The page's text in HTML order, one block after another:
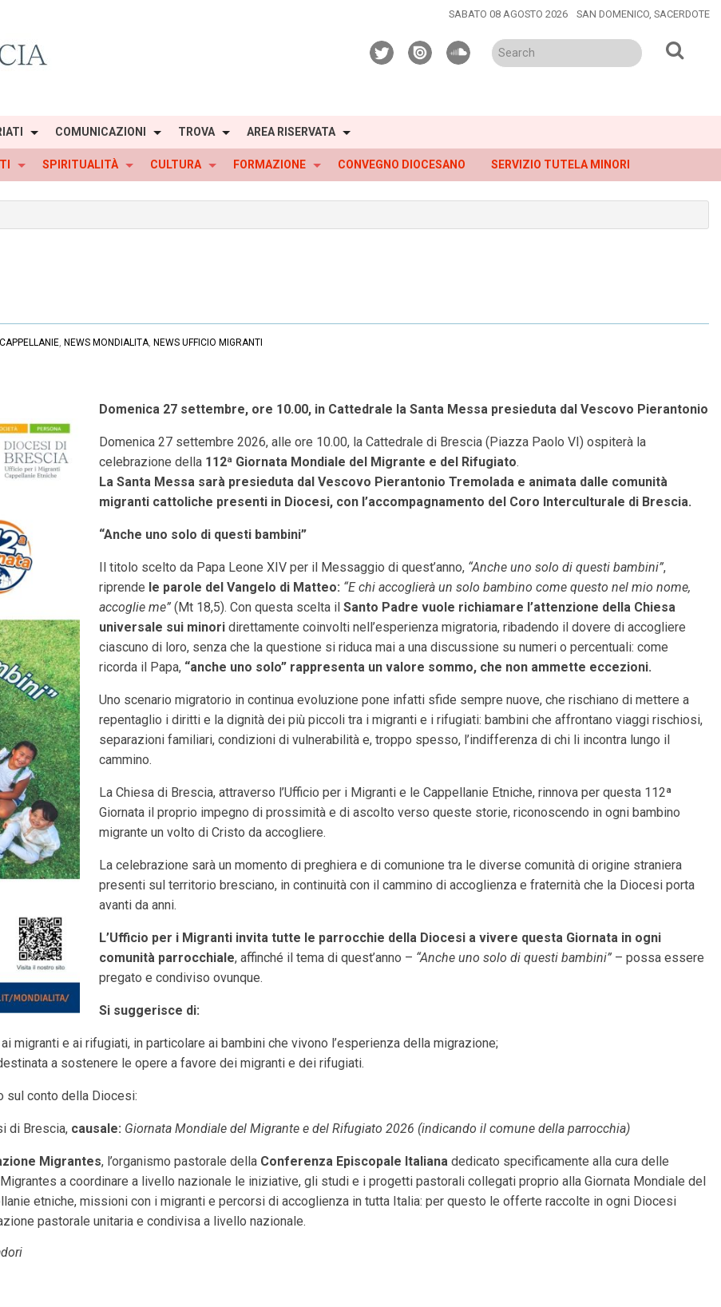
SABATO 08 AGOSTO 2026 SAN DOMENICO, SACERDOTE
twitterissuusoundcloud
COMUNICAZIONI TROVA AREA RISERVATA
SPIRITUALITÀ CULTURA FORMAZIONE CONVEGNO DIOCESANO SERVIZIO TUTELA MINORI
, NEWS MONDIALITA, NEWS UFFICIO MIGRANTI
Domenica 27 settembre, ore 10.00, in Cattedrale la Santa Messa presieduta dal Vescovo Pierantonio
Domenica 27 settembre 2026, alle ore 10.00, la Cattedrale di Brescia (Piazza Paolo VI) ospiterà la
celebrazione della 112ª Giornata Mondiale del Migrante e del Rifugiato.
La Santa Messa sarà presieduta dal Vescovo Pierantonio Tremolada e animata dalle comunità
migranti cattoliche presenti in Diocesi, con l’accompagnamento del Coro Interculturale di Brescia.
“Anche uno solo di questi bambini”
Il titolo scelto da Papa Leone XIV per il Messaggio di quest’anno, “Anche uno solo di questi bambini”,
riprende le parole del Vangelo di Matteo: “E chi accoglierà un solo bambino come questo nel mio nome,
accoglie me” (Mt 18,5). Con questa scelta il Santo Padre vuole richiamare l’attenzione della Chiesa
universale sui minori direttamente coinvolti nell’esperienza migratoria, ribadendo il dovere di accogliere
ciascuno di loro, senza che la questione si riduca mai a una discussione su numeri o percentuali: come
ricorda il Papa, “anche uno solo” rappresenta un valore sommo, che non ammette eccezioni.
Uno scenario migratorio in continua evoluzione pone infatti sfide sempre nuove, che rischiano di mettere a
repentaglio i diritti e la dignità dei più piccoli tra i migranti e i rifugiati: bambini che affrontano viaggi rischiosi,
separazioni familiari, condizioni di vulnerabilità e, troppo spesso, l’indifferenza di chi li incontra lungo il
cammino.
La Chiesa di Brescia, attraverso l’Ufficio per i Migranti e le Cappellanie Etniche, rinnova per questa 112ª
Giornata il proprio impegno di prossimità e di ascolto verso queste storie, riconoscendo in ogni bambino
migrante un volto di Cristo da accogliere.
La celebrazione sarà un momento di preghiera e di comunione tra le diverse comunità di origine straniera
presenti sul territorio bresciano, in continuità con il cammino di accoglienza e fraternità che la Diocesi porta
avanti da anni.
L’Ufficio per i Migranti invita tutte le parrocchie della Diocesi a vivere questa Giornata in ogni
comunità parrocchiale, affinché il tema di quest’anno – “Anche uno solo di questi bambini” – possa essere
pregato e condiviso ovunque.
Si suggerisce di:
migranti e ai rifugiati, in particolare ai bambini che vivono l’esperienza della migrazione;
a sostenere le opere a favore dei migranti e dei rifugiati.
sul conto della Diocesi:
di Brescia, causale: Giornata Mondiale del Migrante e del Rifugiato 2026 (indicando il comune della parrocchia)
Migrantes, l’organismo pastorale della Conferenza Episcopale Italiana dedicato specificamente alla cura delle
a coordinare a livello nazionale le iniziative, gli studi e i progetti pastorali collegati proprio alla Giornata Mondiale del
etniche, missioni con i migranti e percorsi di accoglienza in tutta Italia: per questo le offerte raccolte in ogni Diocesi
pastorale unitaria e condivisa a livello nazionale.